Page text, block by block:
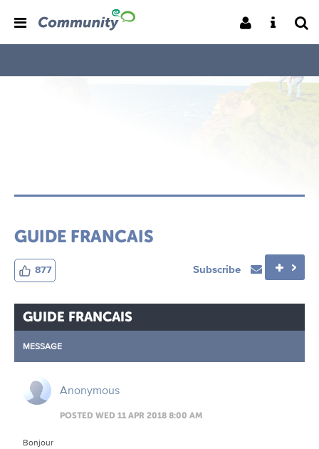
GUIDE FRANCAIS
877 Subscribe
GUIDE FRANCAIS
MESSAGE
Anonymous
POSTED WED 11 APR 2018 8:00 AM
Bonjour